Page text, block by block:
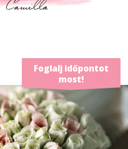
Foglalj időpontot
most!